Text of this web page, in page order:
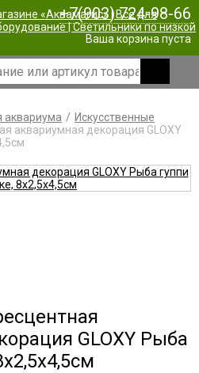
+7(903) 724-98-66
Ваша корзина пуста
аквариума
Искусственные
аквариумная декорация GLOXY
GLOXY Рыба